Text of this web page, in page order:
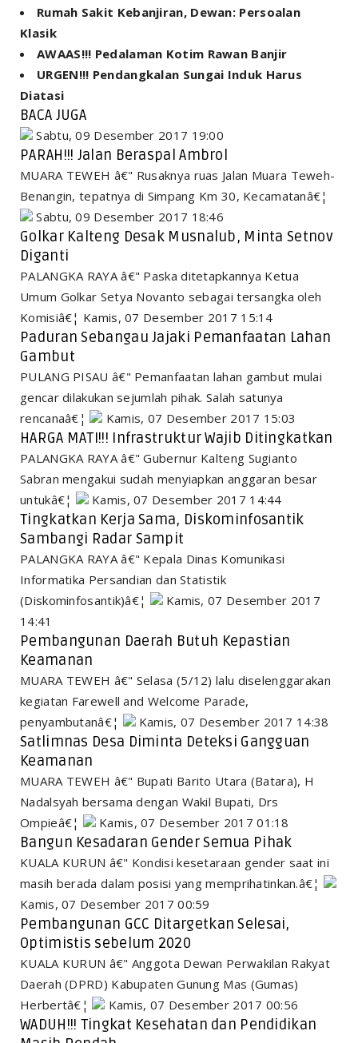
Rumah Sakit Kebanjiran, Dewan: Persoalan
Klasik
AWAAS!!! Pedalaman Kotim Rawan Banjir
URGEN!!! Pendangkalan Sungai Induk Harus
Diatasi
BACA JUGA
Sabtu, 09 Desember 2017 19:00
PARAH!!! Jalan Beraspal Ambrol
MUARA TEWEH â€" Rusaknya ruas Jalan Muara Teweh-
Benangin, tepatnya di Simpang Km 30, Kecamatanâ€¦
Sabtu, 09 Desember 2017 18:46
Golkar Kalteng Desak Musnalub, Minta Setnov
Diganti
PALANGKA RAYA â€" Paska ditetapkannya Ketua
Umum Golkar Setya Novanto sebagai tersangka oleh
Komisiâ€¦ Kamis, 07 Desember 2017 15:14
Paduran Sebangau Jajaki Pemanfaatan Lahan
Gambut
PULANG PISAU â€" Pemanfaatan lahan gambut mulai
gencar dilakukan sejumlah pihak. Salah satunya
rencanaâ€¦
Kamis, 07 Desember 2017 15:03
HARGA MATI!!! Infrastruktur Wajib Ditingkatkan
PALANGKA RAYA â€" Gubernur Kalteng Sugianto
Sabran mengakui sudah menyiapkan anggaran besar
untukâ€¦
Kamis, 07 Desember 2017 14:44
Tingkatkan Kerja Sama, Diskominfosantik
Sambangi Radar Sampit
PALANGKA RAYA â€" Kepala Dinas Komunikasi
Informatika Persandian dan Statistik
(Diskominfosantik)â€¦
Kamis, 07 Desember 2017
14:41
Pembangunan Daerah Butuh Kepastian
Keamanan
MUARA TEWEH â€" Selasa (5/12) lalu diselenggarakan
kegiatan Farewell and Welcome Parade,
penyambutanâ€¦
Kamis, 07 Desember 2017 14:38
Satlimnas Desa Diminta Deteksi Gangguan
Keamanan
MUARA TEWEH â€" Bupati Barito Utara (Batara), H
Nadalsyah bersama dengan Wakil Bupati, Drs
Ompieâ€¦
Kamis, 07 Desember 2017 01:18
Bangun Kesadaran Gender Semua Pihak
KUALA KURUN â€" Kondisi kesetaraan gender saat ini
masih berada dalam posisi yang memprihatinkan.â€¦
Kamis, 07 Desember 2017 00:59
Pembangunan GCC Ditargetkan Selesai,
Optimistis sebelum 2020
KUALA KURUN â€" Anggota Dewan Perwakilan Rakyat
Daerah (DPRD) Kabupaten Gunung Mas (Gumas)
Herbertâ€¦
Kamis, 07 Desember 2017 00:56
WADUH!!! Tingkat Kesehatan dan Pendidikan